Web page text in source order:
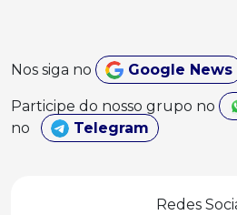
Nos siga no Google News
Participe do nosso grupo no
no
Telegram
Redes